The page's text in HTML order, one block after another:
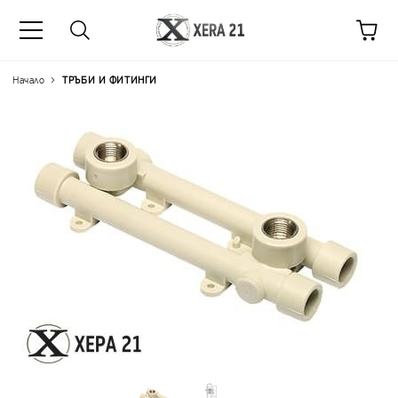
Начало ТРЪБИ И ФИТИНГИ